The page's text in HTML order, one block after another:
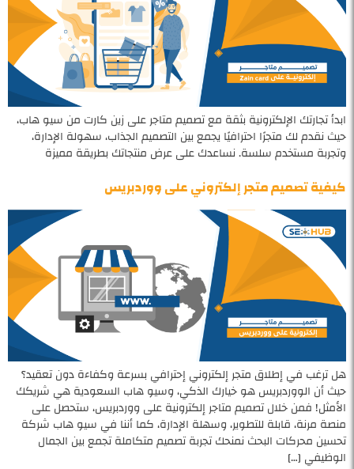
ابدأ تجارتك الإلكترونية بثقة مع تصميم متاجر على زين كارت من سيو هاب،
حيث نقدم لك متجرًا احترافيًا يجمع بين التصميم الجذاب، سهولة الإدارة،
وتجربة مستخدم سلسة. نساعدك على عرض منتجاتك بطريقة مميزة
كيفية تصميم متجر إلكتروني على ووردبريس
هل ترغب في إطلاق متجر إلكتروني إحترافي بسرعة وكفاءة دون تعقيد؟
حيث أن الووردبريس هو خيارك الذكي، وسيو هاب السعودية هي شريكك
الأمثل! فمن خلال تصميم متاجر إلكترونية على ووردبريس، ستحصل على
منصة مرنة، قابلة للتطوير، وسهلة الإدارة، كما أننا في سيو هاب شركة
تحسين محركات البحث نمنحك تجربة تصميم متكاملة تجمع بين الجمال
الوظيفي […]